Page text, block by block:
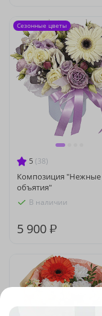
5 (38)
Композиция "Нежные
объятия"
В наличии
5 900 ₽
Сезонные цветы